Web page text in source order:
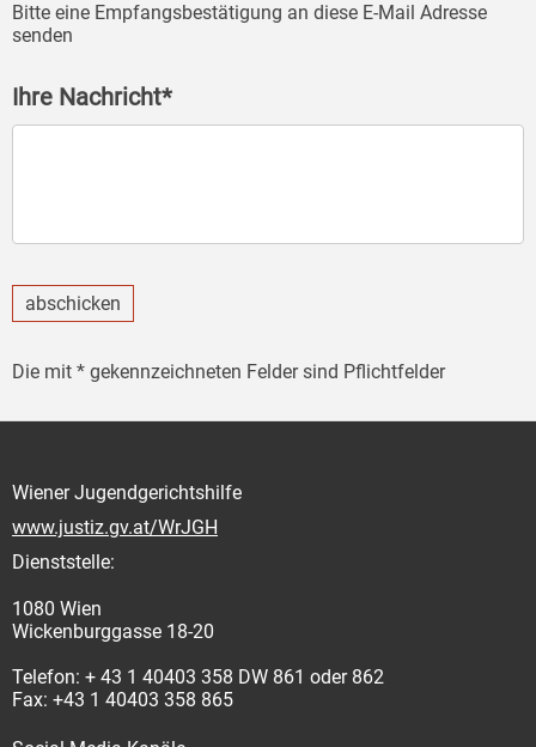
Bitte eine Empfangsbestätigung an diese E-Mail Adresse
senden
Ihre Nachricht*
abschicken
Die mit * gekennzeichneten Felder sind Pflichtfelder
Wiener Jugendgerichtshilfe
www.justiz.gv.at/WrJGH
Dienststelle:
1080 Wien
Wickenburggasse 18-20
Telefon: + 43 1 40403 358 DW 861 oder 862
Fax: +43 1 40403 358 865